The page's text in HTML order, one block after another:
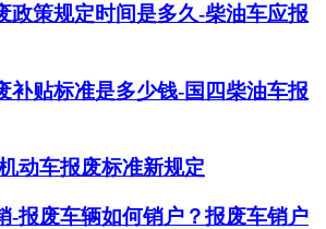
政策规定时间是多久-柴油车应报
补贴标准是多少钱-国四柴油车报
动车报废标准新规定
-报废车辆如何销户？报废车销户